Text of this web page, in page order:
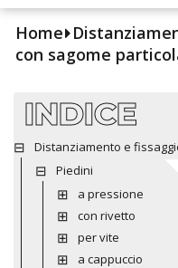
Home
con sagome
INDICE
Distanziamento e
Piedini
a pressione
con rivetto
per vite
a cappuccio